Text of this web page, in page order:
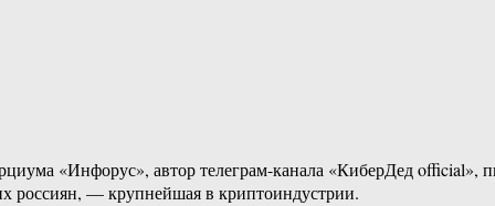
«Инфорус», автор телеграм-канала «КиберДед official»,
россиян, — крупнейшая в криптоиндустрии.